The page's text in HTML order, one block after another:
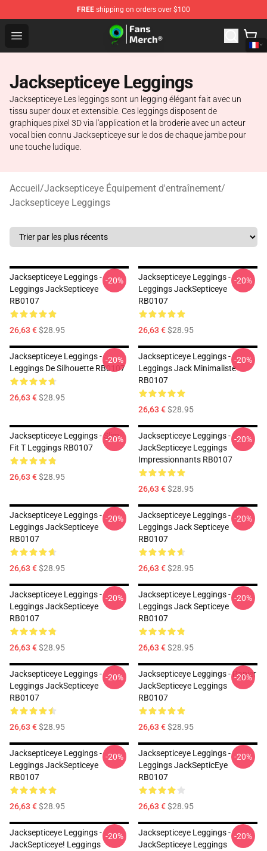
FREE shipping on orders over $100
Open menu
Jacksepticeye Store - Official Jacksepticeye
Jacksepticeye Leggings
Jacksepticeye Les leggings sont un legging élégant fait avec un
tissu super doux et extensible. Ces leggings disposent de
graphiques pixel 3D via l'application et la broderie avec un acteur
vocal bien connu Jacksepticeye sur le dos de chaque jambe pour
une touche ludique.
Accueil/Jacksepticeye Équipement d'entraînement/
Jacksepticeye Leggings
Jacksepticeye Leggings -
Leggings JackSepticeye
RB0107
26,63 €$28.95
-20%
Jacksepticeye Leggings -
Leggings JackSepticeye
RB0107
26,63 €$28.95
-20%
Jacksepticeye Leggings -
Leggings De Silhouette RB0107
26,63 €$28.95
-20%
Jacksepticeye Leggings -
Leggings Jack Minimaliste
RB0107
26,63 €$28.95
-20%
Jacksepticeye Leggings - Slim
Fit T Leggings RB0107
26,63 €$28.95
-20%
Jacksepticeye Leggings -
JackSepticeye Leggings
Impressionnants RB0107
26,63 €$28.95
-20%
Jacksepticeye Leggings -
Leggings JackSepticeye
RB0107
26,63 €$28.95
-20%
Jacksepticeye Leggings -
Leggings Jack Septiceye
RB0107
26,63 €$28.95
-20%
Jacksepticeye Leggings -
Leggings JackSepticeye
RB0107
26,63 €$28.95
-20%
Jacksepticeye Leggings -
Leggings Jack Septiceye
RB0107
26,63 €$28.95
-20%
Jacksepticeye Leggings -
Leggings JackSepticeye
RB0107
26,63 €$28.95
-20%
Jacksepticeye Leggings - Papier
JackSepticeye Leggings
RB0107
26,63 €$28.95
-20%
Jacksepticeye Leggings -
Leggings JackSepticeye
RB0107
26,63 €$28.95
-20%
Jacksepticeye Leggings -
Leggings JackSepticEye
RB0107
26,63 €$28.95
-20%
Jacksepticeye Leggings -
JackSepticeye! Leggings
-20%
Jacksepticeye Leggings -
JackSepticeye Leggings
-20%